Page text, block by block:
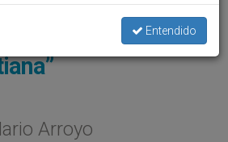
Millennials:
grupo australiano de
Arroyo
Entendido